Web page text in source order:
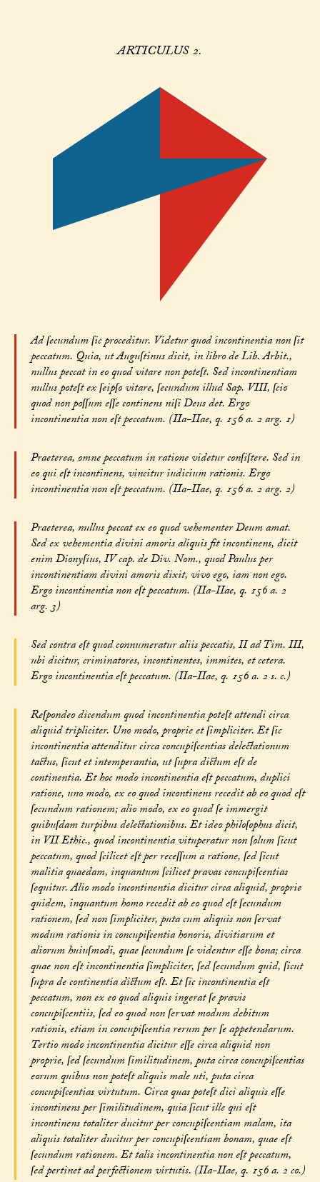
ARTICULUS 2.
Ad ſecundum ſic proceditur. Videtur quod incontinentia non ſit
peccatum. Quia, ut Auguſtinus dicit, in libro de Lib. Arbit.,
nullus peccat in eo quod vitare non poteſt. Sed incontinentiam
nullus poteſt ex ſeipſo vitare, ſecundum illud Sap. VIII, ſcio
quod non poſſum eſſe continens niſi Deus det. Ergo
incontinentia non eſt peccatum. (IIa-IIae, q. 156 a. 2 arg. 1)
Praeterea, omne peccatum in ratione videtur conſiſtere. Sed in
eo qui eſt incontinens, vincitur iudicium rationis. Ergo
incontinentia non eſt peccatum. (IIa-IIae, q. 156 a. 2 arg. 2)
Praeterea, nullus peccat ex eo quod vehementer Deum amat.
Sed ex vehementia divini amoris aliquis fit incontinens, dicit
enim Dionyſius, IV cap. de Div. Nom., quod Paulus per
incontinentiam divini amoris dixit, vivo ego, iam non ego.
Ergo incontinentia non eſt peccatum. (IIa-IIae, q. 156 a. 2
arg. 3)
Sed contra eſt quod connumeratur aliis peccatis, II ad Tim. III,
ubi dicitur, criminatores, incontinentes, immites, et cetera.
Ergo incontinentia eſt peccatum. (IIa-IIae, q. 156 a. 2 s. c.)
Reſpondeo dicendum quod incontinentia poteſt attendi circa
aliquid tripliciter. Uno modo, proprie et ſimpliciter. Et ſic
incontinentia attenditur circa concupiſcentias delectationum
tactus, ſicut et intemperantia, ut ſupra dictum eſt de
continentia. Et hoc modo incontinentia eſt peccatum, duplici
ratione, uno modo, ex eo quod incontinens recedit ab eo quod eſt
ſecundum rationem; alio modo, ex eo quod ſe immergit
quibuſdam turpibus delectationibus. Et ideo philoſophus dicit,
in VII Ethic., quod incontinentia vituperatur non ſolum ſicut
peccatum, quod ſcilicet eſt per receſſum a ratione, ſed ſicut
malitia quaedam, inquantum ſcilicet pravas concupiſcentias
ſequitur. Alio modo incontinentia dicitur circa aliquid, proprie
quidem, inquantum homo recedit ab eo quod eſt ſecundum
rationem, ſed non ſimpliciter, puta cum aliquis non ſervat
modum rationis in concupiſcentia honoris, divitiarum et
aliorum huiuſmodi, quae ſecundum ſe videntur eſſe bona; circa
quae non eſt incontinentia ſimpliciter, ſed ſecundum quid, ſicut
ſupra de continentia dictum eſt. Et ſic incontinentia eſt
peccatum, non ex eo quod aliquis ingerat ſe pravis
concupiſcentiis, ſed eo quod non ſervat modum debitum
rationis, etiam in concupiſcentia rerum per ſe appetendarum.
Tertio modo incontinentia dicitur eſſe circa aliquid non
proprie, ſed ſecundum ſimilitudinem, puta circa concupiſcentias
eorum quibus non poteſt aliquis male uti, puta circa
concupiſcentias virtutum. Circa quas poteſt dici aliquis eſſe
incontinens per ſimilitudinem, quia ſicut ille qui eſt
incontinens totaliter ducitur per concupiſcentiam malam, ita
aliquis totaliter ducitur per concupiſcentiam bonam, quae eſt
ſecundum rationem. Et talis incontinentia non eſt peccatum,
ſed pertinet ad perfectionem virtutis. (IIa-IIae, q. 156 a. 2 co.)